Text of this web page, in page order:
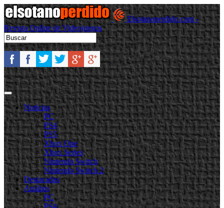
Elsotanoperdido.com -
Revista Online de Videojuegos
Noticias
PC
PS4
PS5
Xbox One
Xbox Series
Nintendo Switch
Nintendo Switch 2
Destacadas
Análisis
PC
PS4